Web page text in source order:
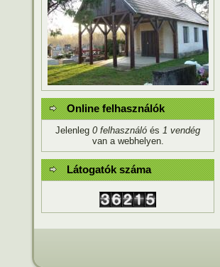
Online felhasználók
Jelenleg 0 felhasználó és 1 vendég
van a webhelyen.
Látogatók száma